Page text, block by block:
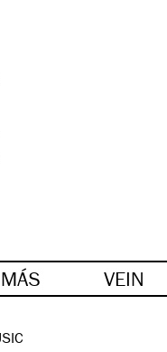
MÁS VEIN